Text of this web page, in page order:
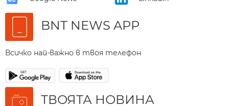
BNT NEWS APP
Всичко най-важно в твоя телефон
ТВОЯТА НОВИНА